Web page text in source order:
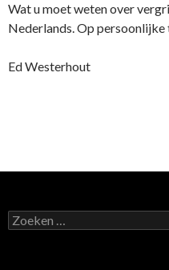
Wat u moet weten over
Nederlands. Op persoonlijke
Ed Westerhout
Zoeken naar: